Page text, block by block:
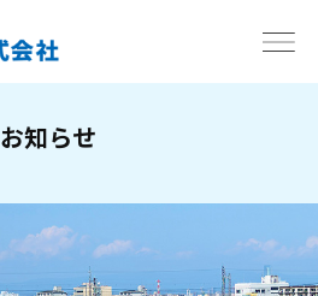
お知らせ